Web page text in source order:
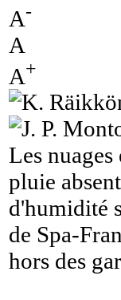
A-
A
A+
Les
pluie
d'humidité
de Spa-
hors des